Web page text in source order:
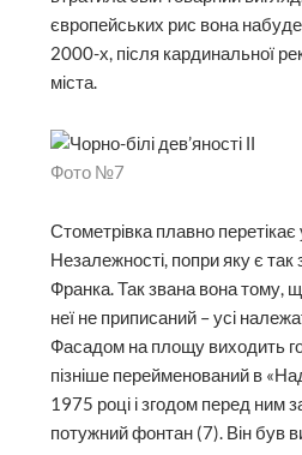
європейських рис вона
2000-х, після кардинальної
міста.
Фото №7
Стометрівка плавно
Незалежності, попри яку є
Франка. Так звана вона тому,
неї не приписаний – усі
Фасадом на площу виходить
пізніше перейменований в
1975 році і згодом перед ним
потужний фонтан (7). Він був